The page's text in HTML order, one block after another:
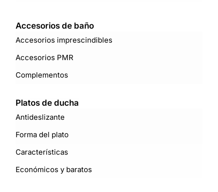
Accesorios de baño
Accesorios imprescindibles
Accesorios PMR
Complementos
Platos de ducha
Antideslizante
Forma del plato
Características
Económicos y baratos